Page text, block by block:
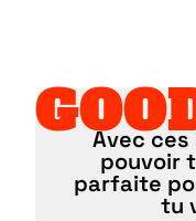
Avec
pouvoir
parfaite
tu